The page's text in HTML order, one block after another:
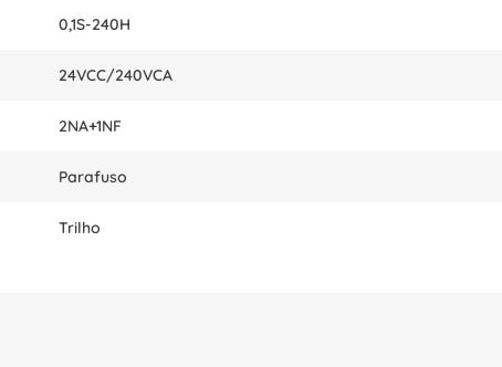
0,1S-240H
24VCC/240VCA
2NA+1NF
Parafuso
Trilho